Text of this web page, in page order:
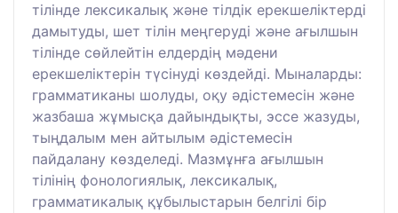
тілінде лексикалық және тілдік ерекшеліктерді
дамытуды, шет тілін меңгеруді және ағылшын
тілінде сөйлейтін елдердің мәдени
ерекшеліктерін түсінуді көздейді. Мыналарды:
грамматиканы шолуды, оқу әдістемесін және
жазбаша жұмысқа дайындықты, эссе жазуды,
тыңдалым мен айтылым әдістемесін
пайдалану көзделеді. Мазмұнға ағылшын
тілінің фонологиялық, лексикалық,
грамматикалық құбылыстарын белгілі бір